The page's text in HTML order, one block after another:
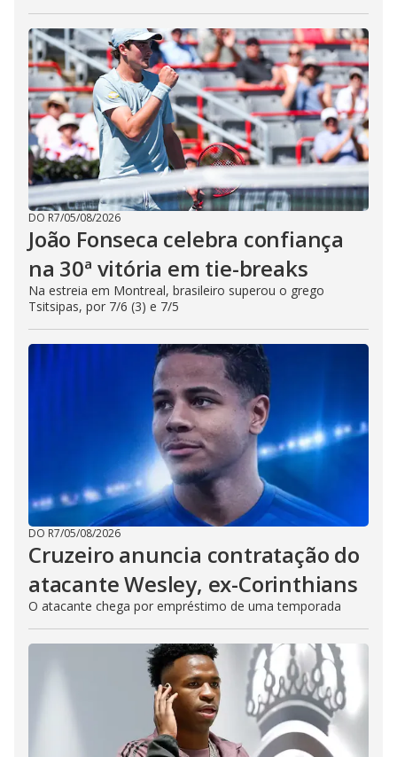
DO R7/05/08/2026
João Fonseca celebra confiança
na 30ª vitória em tie-breaks
Na estreia em Montreal, brasileiro superou o grego
Tsitsipas, por 7/6 (3) e 7/5
DO R7/05/08/2026
Cruzeiro anuncia contratação do
atacante Wesley, ex-Corinthians
O atacante chega por empréstimo de uma temporada